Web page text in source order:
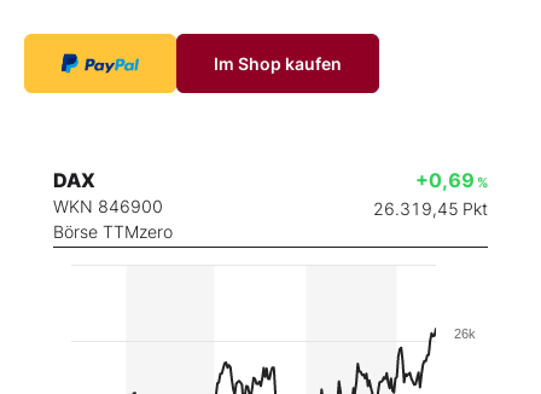
Im Shop kaufen
DAX
WKN 846900
Börse TTMzero
+0,69 %
26.319,45 Pkt
26k